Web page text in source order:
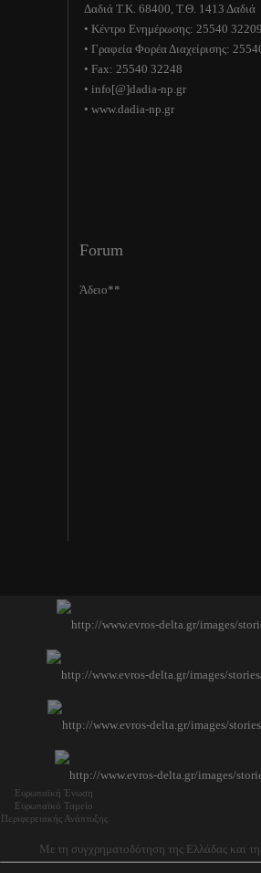
Δαδιά Τ.Κ. 68400, Τ.Θ. 1413 Δαδιά
• Κέντρο Ενημέρωσης: 25540 32209
• Γραφεία Φορέα Διαχείρισης:
• Fax: 25540 32248
• info[@]dadia-np.gr
• www.dadia-np.gr
Forum
Άδειο**
Ευρωπαϊκή Ένωση
Ευρωπαϊκό Ταμείο
Περιφερειακής Ανάπτυξης
Με τη συγχρηματοδότηση της Ελλάδας και